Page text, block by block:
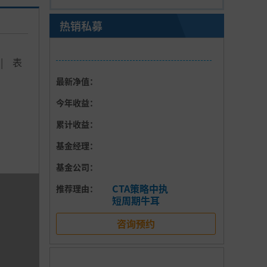
热销私募
最新净值：
今年收益：
累计收益：
基金经理：
基金公司：
推荐理由：
CTA策略中执
短周期牛耳
咨询预约
| 表